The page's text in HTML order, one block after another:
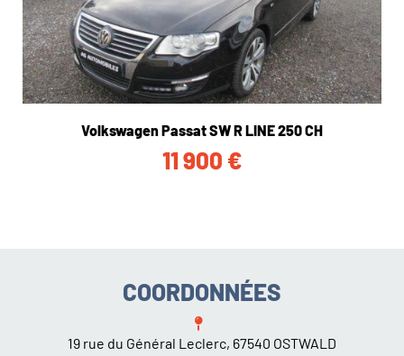
Volkswagen Passat SW R LINE 250 CH
11 900 €
COORDONNÉES
19 rue du Général Leclerc, 67540 OSTWALD